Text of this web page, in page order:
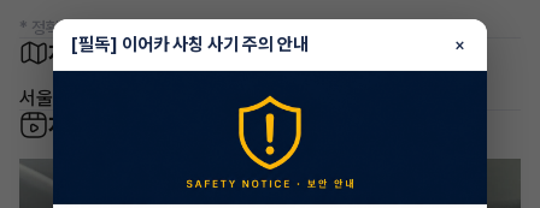
* 정확한 정보는 판매자와 반드시 확인하시기 바랍니다.
차량 위치
서울 성북구 삼선동3가
차량 영상
[필독] 이어카 사칭 사기 주의 안내 ×